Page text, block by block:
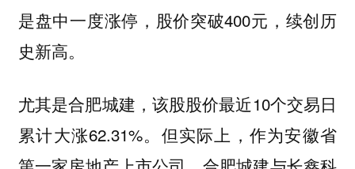
是盘中一度涨停，股价突破400元，续创历
史新高。
尤其是合肥城建，该股股价最近10个交易日
累计大涨62.31%。但实际上，作为安徽省